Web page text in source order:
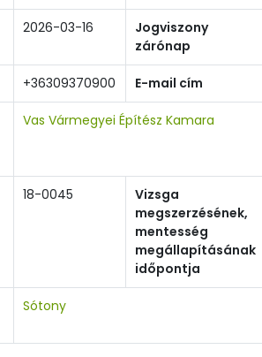
2026-03-16
Jogviszony
zárónap
+36309370900 E-mail cím
Vas Vármegyei Építész Kamara
18-0045
Vizsga
megszerzésének,
mentesség
megállapításának
időpontja
Sótony